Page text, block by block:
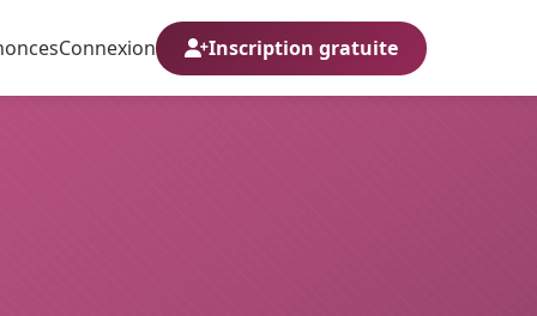
Connexion Inscription gratuite